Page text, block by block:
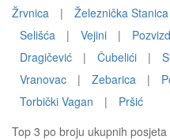
Žrvnica
| Železnička
Selišća
| Vejini | Pozvizd
Dragičević
| Čubelići |
Vranovac
| Zebarica |
Torbički Vagan
|
Pršić
Top 3 po broju ukupnih